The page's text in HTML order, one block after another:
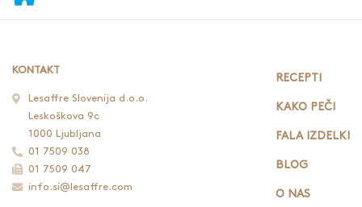
KONTAKT
Lesaffre Slovenija d.o.o.
Leskoškova 9c
1000 Ljubljana
01 7509 038
01 7509 047
info.si@lesaffre.com
RECEPTI
KAKO PEČI
FALA IZDELKI
BLOG
O NAS